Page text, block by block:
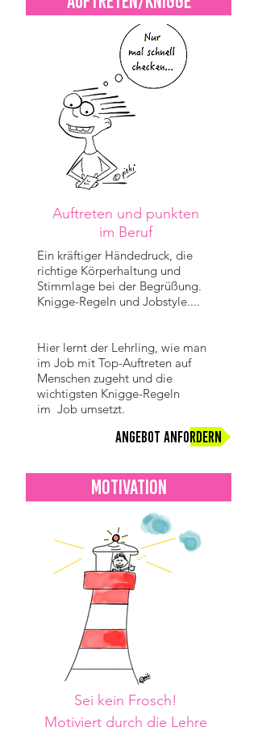
Auftreten und punkten
im Beruf
Ein kräftiger Händedruck, die
richtige Körperhaltung und
Stimmlage bei der Begrüßung.
Knigge-Regeln und Jobstyle....
Hier lernt der Lehrling, wie man
im Job mit Top-Auftreten auf
Menschen zugeht und die
wichtigsten Knigge-Regeln
im Job umsetzt.
Angebot anfordern
MOTIVATION
Sei kein Frosch!
Motiviert durch die Lehre